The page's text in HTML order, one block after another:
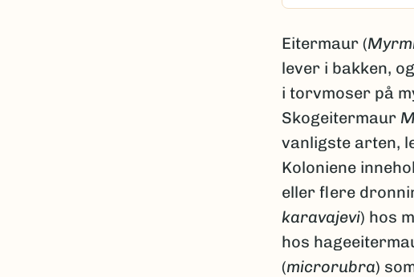
Eitermaur (
lever i bakken,
i torvmoser på
Skogeitermaur
vanligste arten,
Koloniene
eller flere
karavajevi) hos
hos
(microrubra)